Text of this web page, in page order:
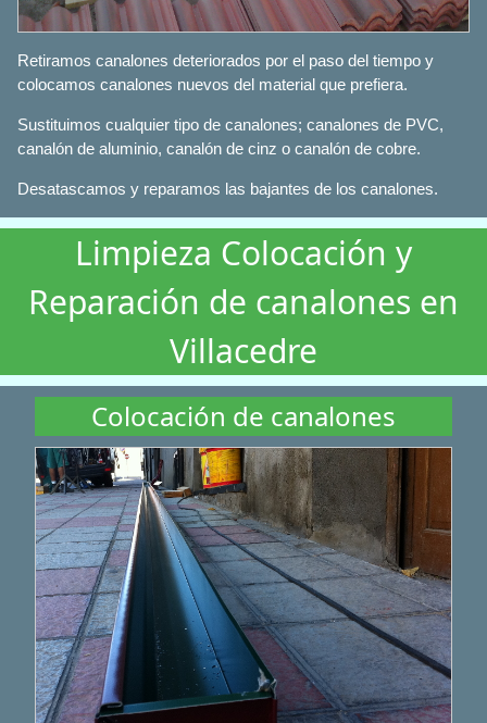
Retiramos canalones deteriorados por el paso del tiempo y
colocamos canalones nuevos del material que prefiera.
Sustituimos cualquier tipo de canalones; canalones de PVC,
canalón de aluminio, canalón de cinz o canalón de cobre.
Desatascamos y reparamos las bajantes de los canalones.
Limpieza Colocación y
Reparación de canalones en
Villacedre
Colocación de canalones